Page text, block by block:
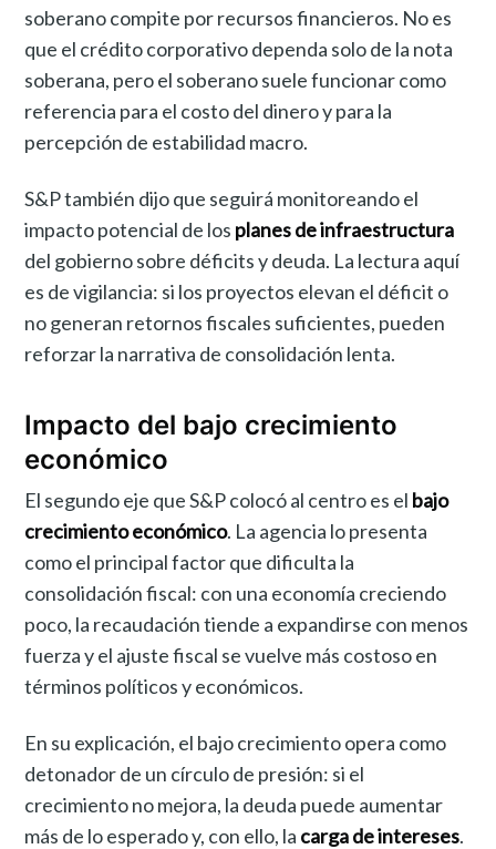
soberano compite por recursos financieros. No es
que el crédito corporativo dependa solo de la nota
soberana, pero el soberano suele funcionar como
referencia para el costo del dinero y para la
percepción de estabilidad macro.
S&P también dijo que seguirá monitoreando el
impacto potencial de los planes de infraestructura
del gobierno sobre déficits y deuda. La lectura aquí
es de vigilancia: si los proyectos elevan el déficit o
no generan retornos fiscales suficientes, pueden
reforzar la narrativa de consolidación lenta.
Impacto del bajo crecimiento
económico
El segundo eje que S&P colocó al centro es el bajo
crecimiento económico. La agencia lo presenta
como el principal factor que dificulta la
consolidación fiscal: con una economía creciendo
poco, la recaudación tiende a expandirse con menos
fuerza y el ajuste fiscal se vuelve más costoso en
términos políticos y económicos.
En su explicación, el bajo crecimiento opera como
detonador de un círculo de presión: si el
crecimiento no mejora, la deuda puede aumentar
más de lo esperado y, con ello, la carga de intereses.